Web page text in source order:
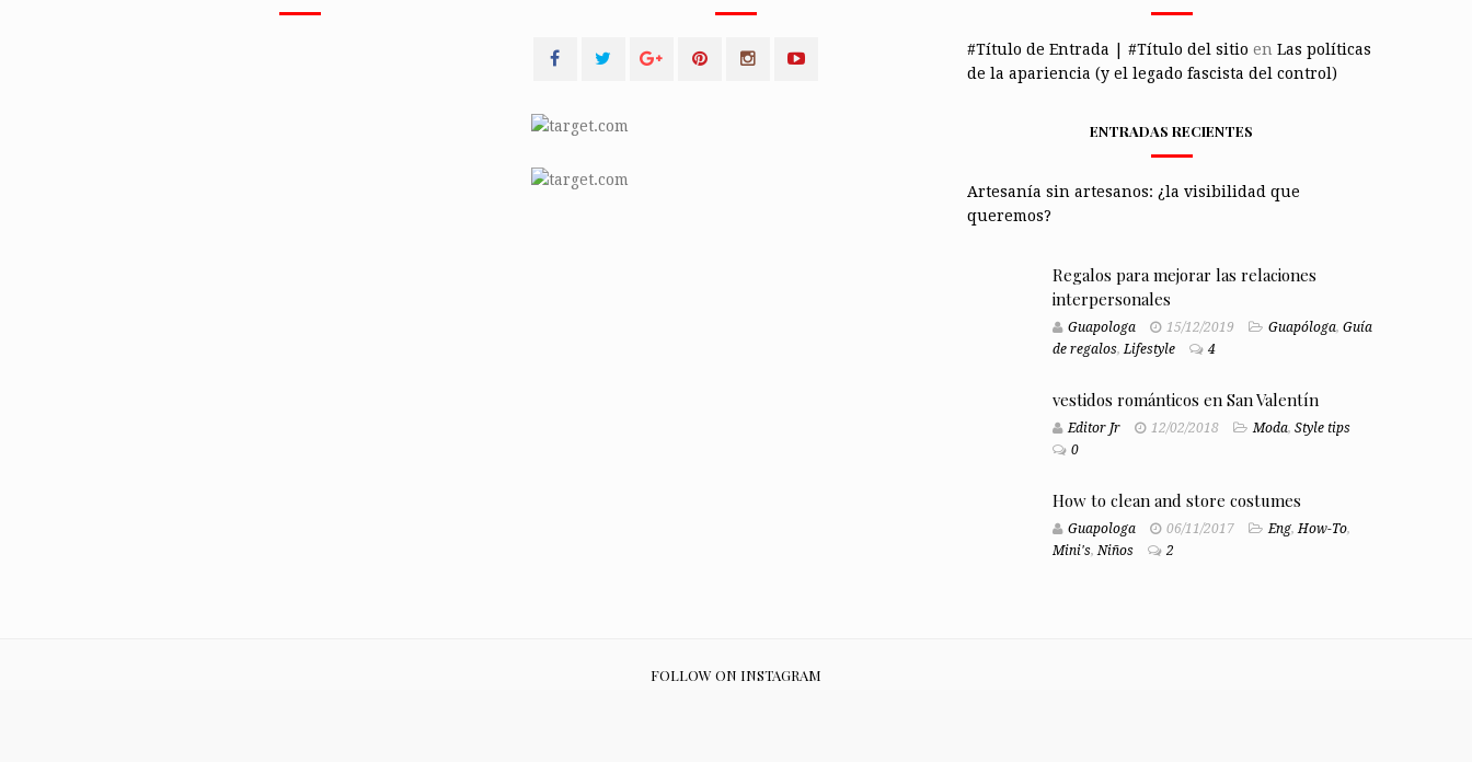
#Título de Entrada | #Título del sitio en Las políticas
de la apariencia (y el legado fascista del control)
ENTRADAS RECIENTES
Artesanía sin artesanos: ¿la visibilidad que
queremos?
Regalos para mejorar las relaciones
interpersonales
Guapologa 15/12/2019 Guapóloga, Guía
de regalos,Lifestyle 4
vestidos románticos en San Valentín
Editor Jr 12/02/2018 Moda, Style tips
0
How to clean and store costumes
Guapologa 06/11/2017 Eng,How-To,
Mini's,Niños 2
FOLLOW ON INSTAGRAM